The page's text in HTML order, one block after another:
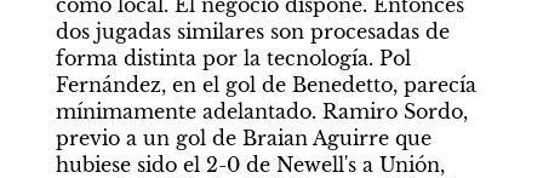
como local. El negocio dispone. Entonces
dos jugadas similares son procesadas de
forma distinta por la tecnología. Pol
Fernández, en el gol de Benedetto, parecía
mínimamente adelantado. Ramiro Sordo,
previo a un gol de Braian Aguirre que
hubiese sido el 2-0 de Newell's a Unión,